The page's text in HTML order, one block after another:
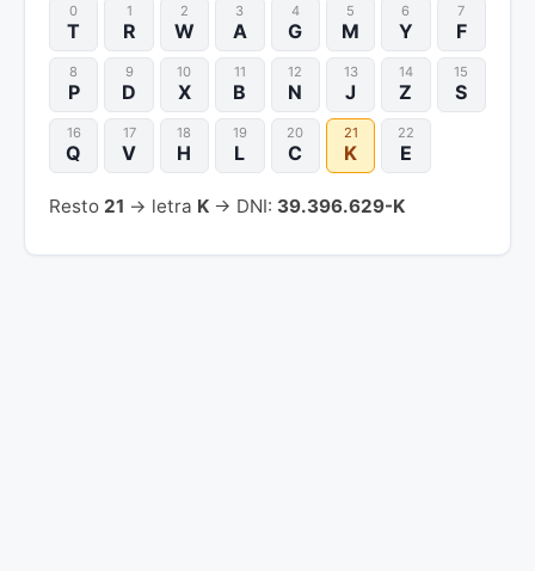
0
T
1
R
2
W
3
A
4
G
5
M
6
Y
7
F
8
P
9
D
10
X
11
B
12
N
13
J
14
Z
15
S
16
Q
17
V
18
H
19
L
20
C
21
K
22
E
Resto 21 → letra K → DNI: 39.396.629-K